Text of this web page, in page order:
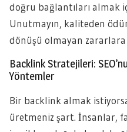
doğru bağlantıları almak
Unutmayın, kaliteden
dönüşü olmayan zararlara
Backlink Stratejileri:
Yöntemler
Bir backlink almak
üretmeniz şart. İnsanlar,